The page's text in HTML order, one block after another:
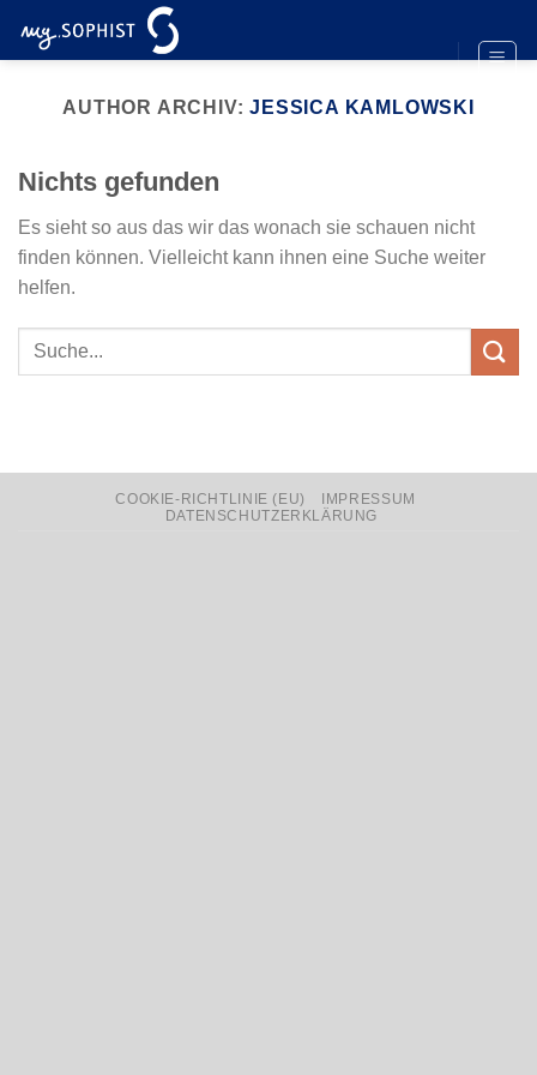
Inhalt
AUTHOR ARCHIV:JESSICA KAMLOWSKI
Nichts gefunden
Es sieht so aus das wir das wonach sie schauen nicht
finden können. Vielleicht kann ihnen eine Suche weiter
helfen.
COOKIE-RICHTLINIE (EU)
IMPRESSUM
DATENSCHUTZERKLÄRUNG